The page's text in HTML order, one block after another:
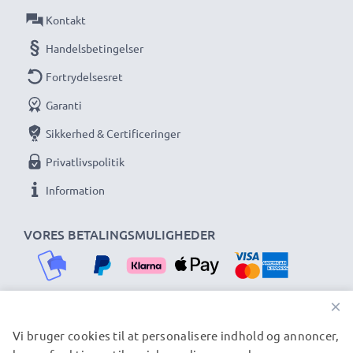
★ 3 års garanti ★
specialforhandler og vi ved, hvad det kommer an på
ved højkvalitetsprodukter. Derfor giver sikrer vi dig en
garanti på 36 måneder!
VORES BETALINGSMULIGHEDER
Kontakt
Handelsbetingelser
Fortrydelsesret
Garanti
Sikkerhed & Certificeringer
Privatlivspolitik
Information
VORES FORSENDELSESPARTNERE
×
Vi bruger cookies til at personalisere indhold og annoncer,